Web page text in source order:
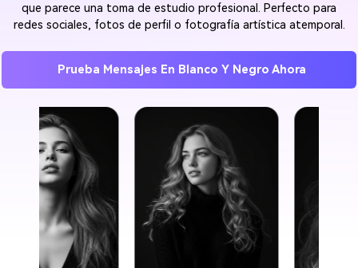
que parece una toma de estudio profesional. Perfecto para
redes sociales, fotos de perfil o fotografía artística atemporal.
Prueba Mensajes En Blanco Y Negro Ahora